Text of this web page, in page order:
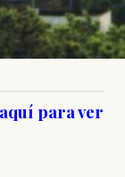
para ver